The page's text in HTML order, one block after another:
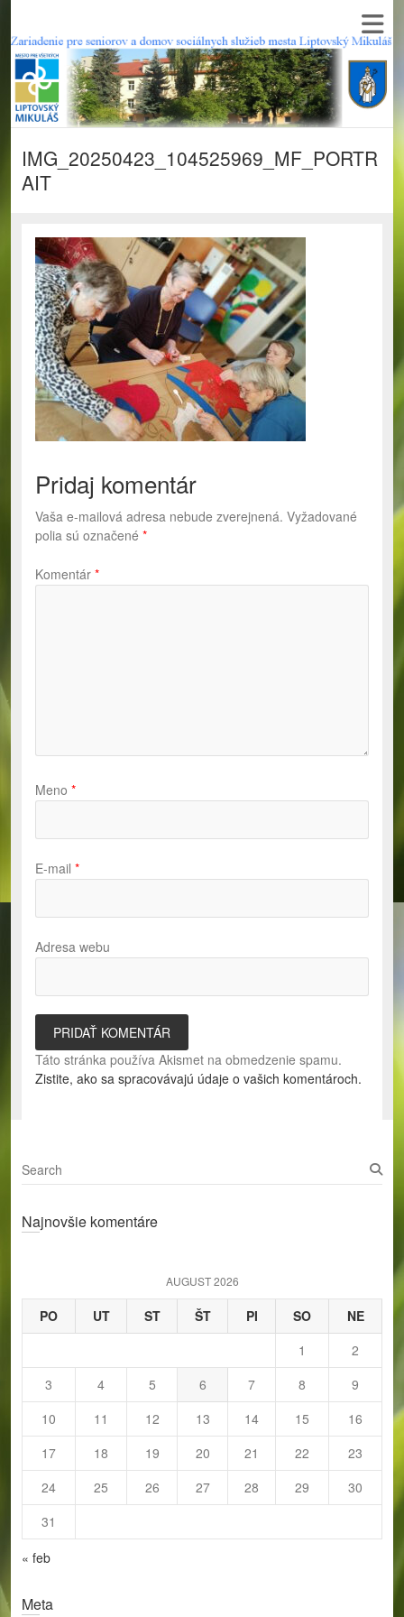
IMG_20250423_104525969_MF_PORTR
AIT
Pridaj komentár
Vaša e-mailová adresa nebude zverejnená. Vyžadované
polia sú označené *
Komentár *
Meno *
E-mail *
Adresa webu
Táto stránka používa Akismet na obmedzenie spamu.
Zistite, ako sa spracovávajú údaje o vašich komentároch.
S
e
rNajnovšie komentáre
AUGUST 2026
PO UT ST ŠT PI SO
NE
1
2
3
4 5 6 7 8
9
10
11 12 13 14 15
16
17
18 19 20 21 22
23
24
25 26 27 28 29
30
31
« feb
Meta